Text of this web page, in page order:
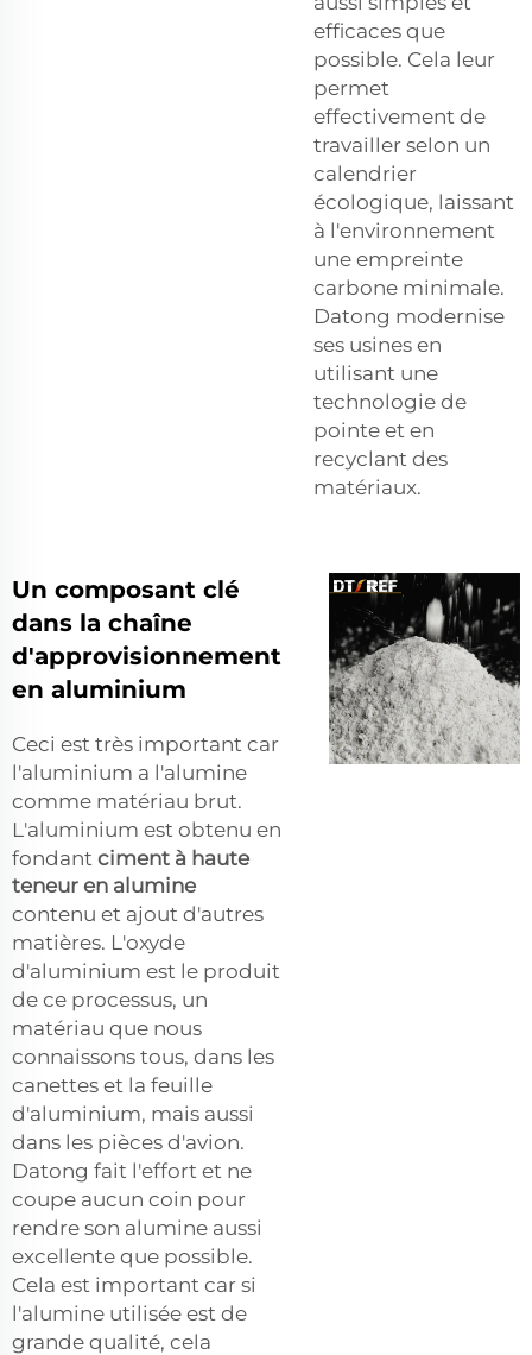
efficaces que
possible. Cela leur
permet
effectivement de
travailler selon un
calendrier
écologique, laissant
à l'environnement
une empreinte
carbone minimale.
Datong modernise
ses usines en
utilisant une
technologie de
pointe et en
recyclant des
matériaux.
Un composant clé
dans la chaîne
d'approvisionnement
en aluminium
Ceci est très important car
l'aluminium a l'alumine
comme matériau brut.
L'aluminium est obtenu en
fondant ciment à haute
teneur en alumine
contenu et ajout d'autres
matières. L'oxyde
d'aluminium est le produit
de ce processus, un
matériau que nous
connaissons tous, dans les
canettes et la feuille
d'aluminium, mais aussi
dans les pièces d'avion.
Datong fait l'effort et ne
coupe aucun coin pour
rendre son alumine aussi
excellente que possible.
Cela est important car si
l'alumine utilisée est de
grande qualité, cela